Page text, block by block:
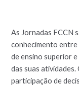
As Jornadas FCCN
conhecimento entre
de ensino superior
das suas
participação de